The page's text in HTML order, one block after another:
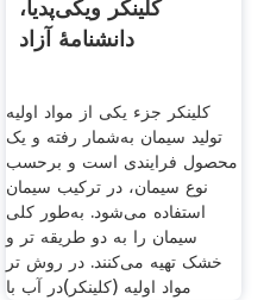
کلینکر ویکی‌پدیا،
دانشنامهٔ آزاد
کلینکر جزء یکی از مواد اولیه
تولید سیمان به‌شمار رفته و یک
محصول فرایندی است و برحسب
نوع سیمان، در ترکیب سیمان
استفاده می‌شود. به‌طور کلی
سیمان را به دو طریقه تر و
خشک تهیه می‌کنند. در روش تر
مواد اولیه (کلینکر)در آب با